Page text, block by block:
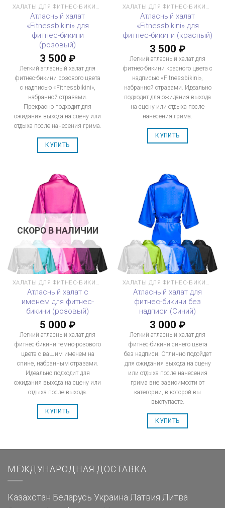
ХАЛАТЫ ДЛЯ ФИТНЕС-БИКИНИ
Атласный халат
«Fitnessbikini» для
фитнес-бикини
(розовый)
3 500 ₽
Легкий атласный халат для
фитнес-бикини розового цвета
с надписью «Fitnessbikini»,
набранной стразами.
Прекрасно подходит для
ожидания выхода на сцену или
отдыха после нанесения грима.
КУПИТЬ
ХАЛАТЫ ДЛЯ ФИТНЕС-БИКИНИ
Атласный халат
«Fitnessbikini» для
фитнес-бикини (красный)
3 500 ₽
Легкий атласный халат для
фитнес-бикини красного цвета с
надписью «Fitnessbikini»,
набранной стразами. Идеально
подходит для ожидания выхода
на сцену или отдыха после
нанесения грима.
КУПИТЬ
СКОРО В НАЛИЧИИ
ХАЛАТЫ ДЛЯ ФИТНЕС-БИКИНИ
Атласный халат с
именем для фитнес-
бикини (розовый)
5 000 ₽
Легкий атласный халат для
фитнес-бикини темно-розового
цвета с вашим именем на
спине, набранным стразами.
Идеально подходит для
ожидания выхода на сцену или
отдыха после выхода.
КУПИТЬ
ХАЛАТЫ ДЛЯ ФИТНЕС-БИКИНИ
Атласный халат для
фитнес-бикини без
надписи (Синий)
3 000 ₽
Легкий атласный халат для
фитнес-бикини синего цвета
без надписи. Отлично подойдет
для ожидания выхода на сцену
или отдыха после нанесения
грима вне зависимости от
категории, в которой вы
выступаете.
КУПИТЬ
МЕЖДУНАРОДНАЯ ДОСТАВКА
Казахстан Беларусь Украина Латвия Литва